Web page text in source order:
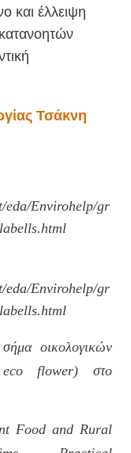
και έλλειψη
Τσάκνη
eda/Envirohelp/gr
eda/Envirohelp/gr
οικολογικών
eco flower) στο
Food and Rural